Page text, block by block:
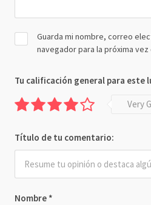
Nombre *
Guarda mi nombre, correo
navegador para la próxima
Tu calificación general para este
Very
Título de tu comentario: